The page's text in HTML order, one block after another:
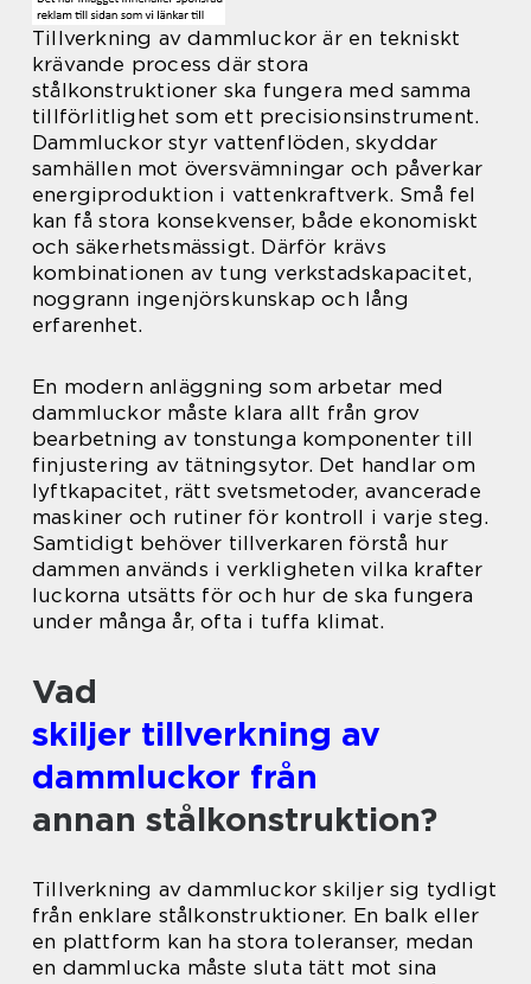
Tillverkning av dammluckor är en tekniskt
krävande process där stora
stålkonstruktioner ska fungera med samma
tillförlitlighet som ett precisionsinstrument.
Dammluckor styr vattenflöden, skyddar
samhällen mot översvämningar och påverkar
energiproduktion i vattenkraftverk. Små fel
kan få stora konsekvenser, både ekonomiskt
och säkerhetsmässigt. Därför krävs
kombinationen av tung verkstadskapacitet,
noggrann ingenjörskunskap och lång
erfarenhet.
En modern anläggning som arbetar med
dammluckor måste klara allt från grov
bearbetning av tonstunga komponenter till
finjustering av tätningsytor. Det handlar om
lyftkapacitet, rätt svetsmetoder, avancerade
maskiner och rutiner för kontroll i varje steg.
Samtidigt behöver tillverkaren förstå hur
dammen används i verkligheten vilka krafter
luckorna utsätts för och hur de ska fungera
under många år, ofta i tuffa klimat.
Vad
skiljer tillverkning av
dammluckor från
annan stålkonstruktion?
Tillverkning av dammluckor skiljer sig tydligt
från enklare stålkonstruktioner. En balk eller
en plattform kan ha stora toleranser, medan
en dammlucka måste sluta tätt mot sina